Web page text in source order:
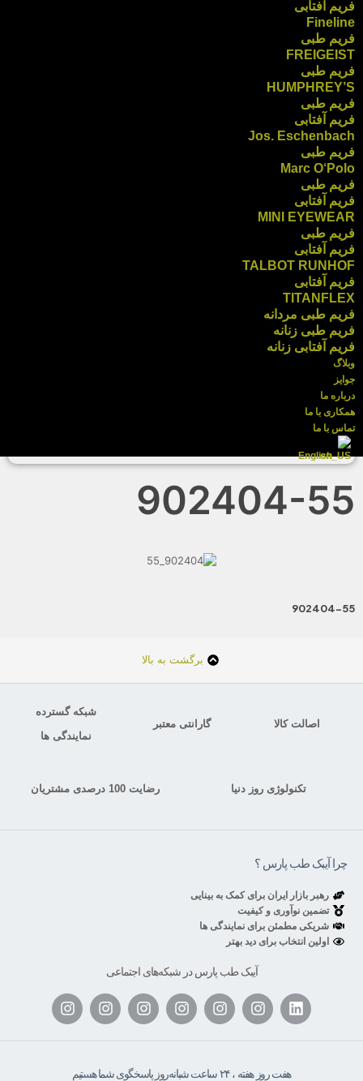
فریم آفتابی
Fineline
فریم طبی
FREIGEIST
فریم طبی
HUMPHREY’S
فریم طبی
فریم آفتابی
Jos. Eschenbach
فریم طبی
Marc O‘Polo
فریم طبی
فریم آفتابی
MINI EYEWEAR
فریم طبی
فریم آفتابی
TALBOT RUNHOF
فریم آفتابی
TITANFLEX
فریم طبی مردانه
فریم طبی زنانه
فریم آفتابی زنانه
وبلاگ
جوایز
درباره ما
همکاری با ما
تماس با ما
English
902404-55
902404-55
برگشت به بالا
اصالت کالا گارانتی معتبر
شبکه گسترده
نمایندگی ها
تکنولوژی روز دنیا رضایت 100 درصدی مشتریان
چرا آیبک طب پارس ؟
رهبر بازار ایران برای کمک به بینایی
تضمین نوآوری و کیفیت
شریکی مطمئن برای نمایندگی ها
اولین انتخاب برای دید بهتر
آیبک طب پارس در شبکه‌های اجتماعی
هفت روز هفته ، ۲۴ ساعت شبانه‌روز پاسخگوی شما هستیم